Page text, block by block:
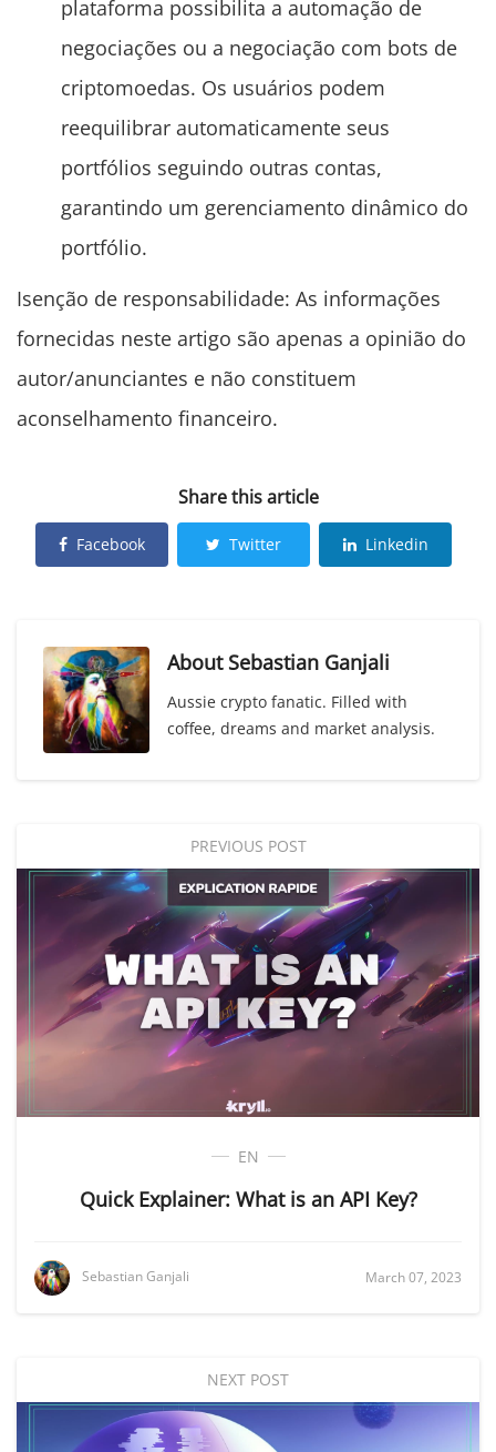
plataforma possibilita a automação de
negociações ou a negociação com bots de
criptomoedas. Os usuários podem
reequilibrar automaticamente seus
portfólios seguindo outras contas,
garantindo um gerenciamento dinâmico do
portfólio.
Isenção de responsabilidade: As informações
fornecidas neste artigo são apenas a opinião do
autor/anunciantes e não constituem
aconselhamento financeiro.
Share this article
Facebook Twitter Linkedin
About Sebastian Ganjali
Aussie crypto fanatic. Filled with
coffee, dreams and market analysis.
PREVIOUS POST
EN
Quick Explainer: What is an API Key?
Sebastian Ganjali March 07, 2023
NEXT POST